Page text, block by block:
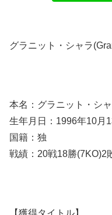
グラニット・シャラ
本名：グラニット・シ
生年月日：1996年10月
国籍：独
戦績：20戦18勝(7KO)2
【獲得タイトル】